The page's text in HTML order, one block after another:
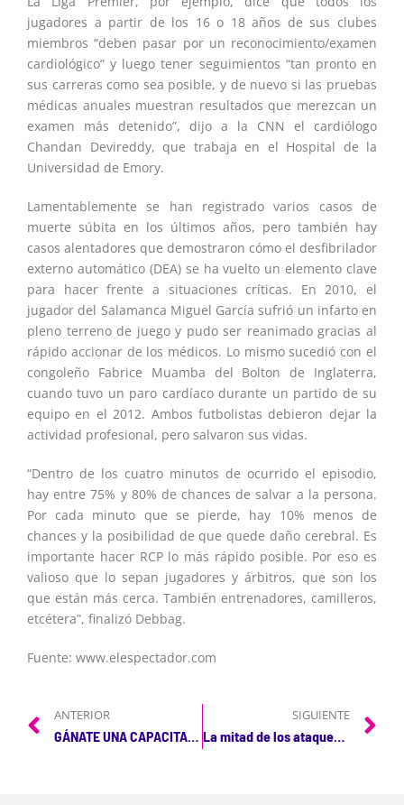
jugadores a partir de los 16 o 18 años de sus clubes
miembros “deben pasar por un reconocimiento/examen
cardiológico” y luego tener seguimientos “tan pronto en
sus carreras como sea posible, y de nuevo si las pruebas
médicas anuales muestran resultados que merezcan un
examen más detenido”, dijo a la CNN el cardiólogo
Chandan Devireddy, que trabaja en el Hospital de la
Universidad de Emory.
Lamentablemente se han registrado varios casos de
muerte súbita en los últimos años, pero también hay
casos alentadores que demostraron cómo el desfibrilador
externo automático (DEA) se ha vuelto un elemento clave
para hacer frente a situaciones críticas. En 2010, el
jugador del Salamanca Miguel García sufrió un infarto en
pleno terreno de juego y pudo ser reanimado gracias al
rápido accionar de los médicos. Lo mismo sucedió con el
congoleño Fabrice Muamba del Bolton de Inglaterra,
cuando tuvo un paro cardíaco durante un partido de su
equipo en el 2012. Ambos futbolistas debieron dejar la
actividad profesional, pero salvaron sus vidas.
“Dentro de los cuatro minutos de ocurrido el episodio,
hay entre 75% y 80% de chances de salvar a la persona.
Por cada minuto que se pierde, hay 10% menos de
chances y la posibilidad de que quede daño cerebral. Es
importante hacer RCP lo más rápido posible. Por eso es
valioso que lo sepan jugadores y árbitros, que son los
que están más cerca. También entrenadores, camilleros,
etcétera”, finalizó Debbag.
Fuente: www.elespectador.com
ANTERIOR SIGUIENTE
La mitad de los ataques cardiacos podrían ser ‘silenciosos’